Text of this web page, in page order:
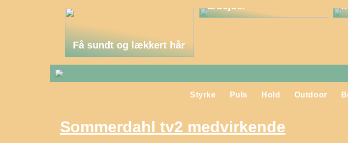
Få sundt og lækkert hår
arbejder
Styrke Puls Hold Outdoor
Sommerdahl tv2 medvirkende